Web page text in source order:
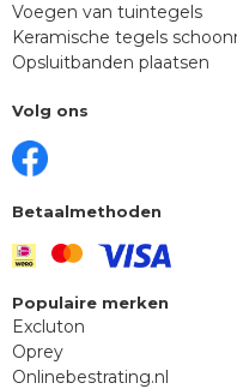
Voegen van tuintegels
Keramische tegels
Opsluitbanden plaatsen
Volg ons
Betaalmethoden
Populaire merken
Excluton
Oprey
Onlinebestrating.nl